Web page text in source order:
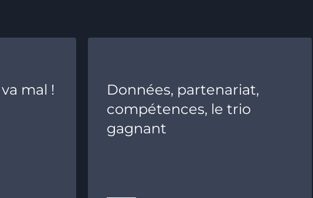
mal !
Données, partenariat,
compétences, le trio
gagnant